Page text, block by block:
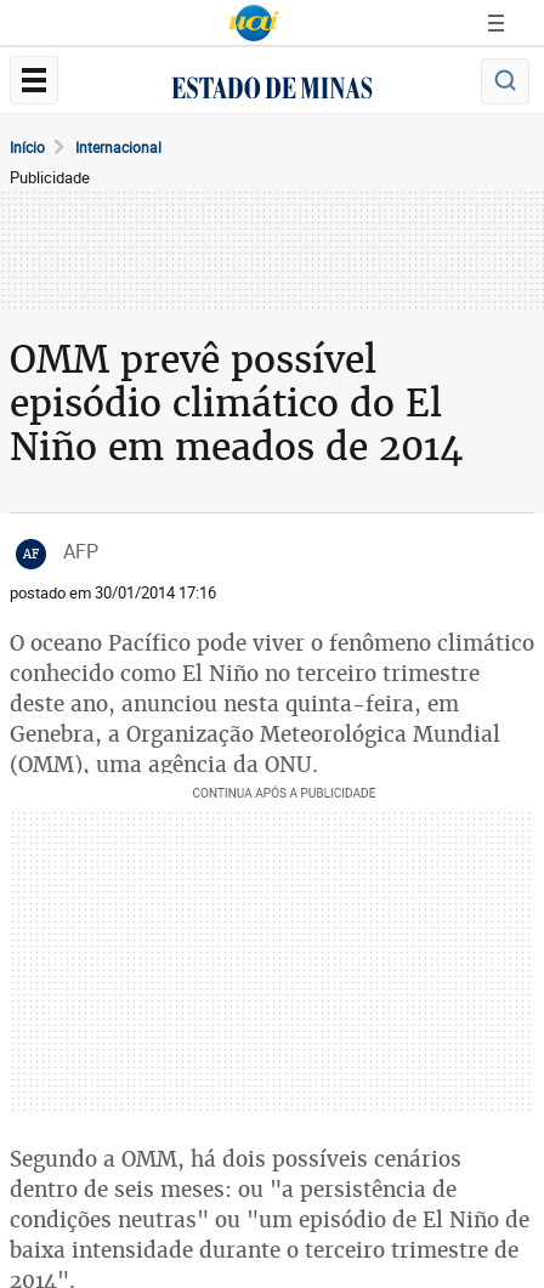
Início Internacional
Publicidade
OMM prevê possível
episódio climático do El
Niño em meados de 2014
AF AFP
postado em 30/01/2014 17:16
O oceano Pacífico pode viver o fenômeno climático
conhecido como El Niño no terceiro trimestre
deste ano, anunciou nesta quinta-feira, em
Genebra, a Organização Meteorológica Mundial
(OMM), uma agência da ONU.
Segundo a OMM, há dois possíveis cenários
dentro de seis meses: ou "a persistência de
condições neutras" ou "um episódio de El Niño de
baixa intensidade durante o terceiro trimestre de
2014".